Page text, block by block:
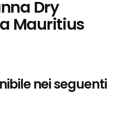
Dry
Mauritius
nei seguenti